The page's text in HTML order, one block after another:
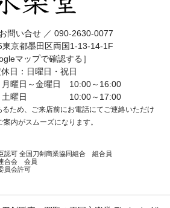
問い合せ ／ 090-2630-0077
京都墨田区両国1-13-14-1F
マップで確認する］
休日：日曜日・祝日
月曜日～金曜日 10:00～16:00
土曜日 10:00～17:00
ため、ご来店前にお電話にてご連絡いただけ
案内がスムーズになります。
認可 全国刀剣商業協同組合 組合員
合会 会員
員会許可